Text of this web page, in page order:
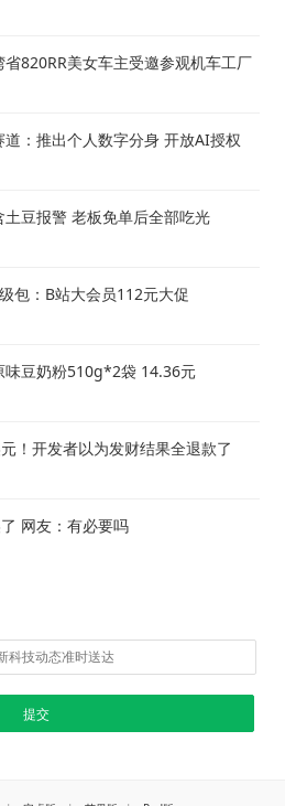
820RR美女车主受邀参观机车工厂
：推出个人数字分身 开放AI授权
豆报警 老板免单后全部吃光
包：B站大会员112元大促
味豆奶粉510g*2袋 14.36元
！开发者以为发财结果全退款了
网友：有必要吗